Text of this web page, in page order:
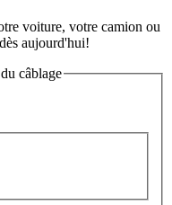
voiture, votre camion ou
aujourd'hui!
câblage